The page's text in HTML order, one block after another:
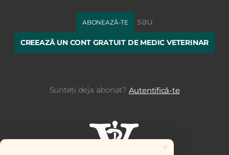
ABONEAZĂ-TE sau
CREEAZĂ UN CONT GRATUIT DE MEDIC VETERINAR
Sunteți deja abonat? Autentifică-te
×